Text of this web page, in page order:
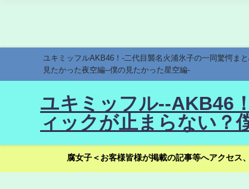
ユキミッフルAKB46！-二代目襲名火浦氷子の一同驚愕ま
見たかった夜空編--僕の見たかった星空編-
ユキミッフル--AKB46
ィックが止まらない？
腐女子＜お客様皆様が掲載の記事等へアクセス